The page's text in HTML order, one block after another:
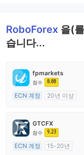
RoboForex 을(
습니다...
fpmarkets
점수 8.88
ECN 계정
20년 이상
외환 거래 라이선스 (MM)
마스터 레이블 MT4
GTCFX
점수 9.23
ECN 계정
15-20년